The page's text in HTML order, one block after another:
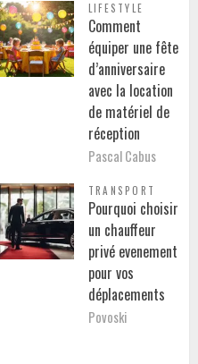
LIFESTYLE
Comment
équiper une fête
d’anniversaire
avec la location
de matériel de
réception
Pascal Cabus
TRANSPORT
Pourquoi choisir
un chauffeur
privé evenement
pour vos
déplacements
Povoski